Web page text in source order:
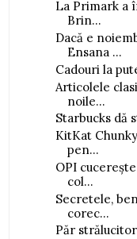
La Primark a
Brin...
Dacă e
Ensana ...
Cadouri la
Articolele
noile...
Starbucks dă
KitKat
pen...
OPI
col...
Secretele,
corec...
Păr